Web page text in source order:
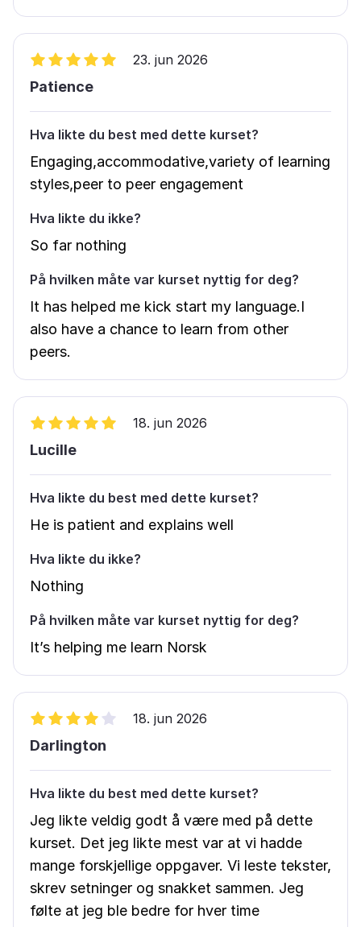
23. jun 2026
Patience
Hva likte du best med dette kurset?
Engaging,accommodative,variety of learning
styles,peer to peer engagement
Hva likte du ikke?
So far nothing
På hvilken måte var kurset nyttig for deg?
It has helped me kick start my language.I
also have a chance to learn from other
peers.
18. jun 2026
Lucille
Hva likte du best med dette kurset?
He is patient and explains well
Hva likte du ikke?
Nothing
På hvilken måte var kurset nyttig for deg?
It’s helping me learn Norsk
18. jun 2026
Darlington
Hva likte du best med dette kurset?
Jeg likte veldig godt å være med på dette
kurset. Det jeg likte mest var at vi hadde
mange forskjellige oppgaver. Vi leste tekster,
skrev setninger og snakket sammen. Jeg
følte at jeg ble bedre for hver time